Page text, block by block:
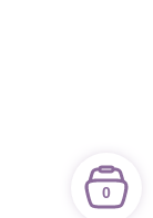
0